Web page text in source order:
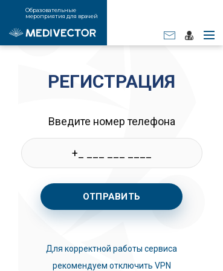
Образовательные
мероприятия для врачей
РЕГИСТРАЦИЯ
Введите номер телефона
ОТПРАВИТЬ
Для корректной работы сервиса
рекомендуем отключить VPN